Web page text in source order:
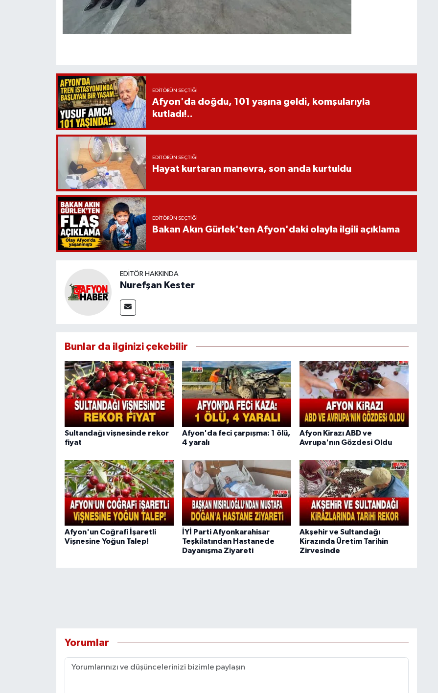
EDITÖRÜN SEÇTIĞI
Afyon'da doğdu, 101 yaşına geldi, komşularıyla
kutladı!..
EDITÖRÜN SEÇTIĞI
Hayat kurtaran manevra, son anda kurtuldu
EDITÖRÜN SEÇTIĞI
Bakan Akın Gürlek'ten Afyon'daki olayla ilgili açıklama
EDITÖR HAKKINDA
Nurefşan Kester
Bunlar da ilginizi çekebilir
Sultandağı vişnesinde rekor
fiyat
Afyon'da feci çarpışma: 1 ölü,
4 yaralı
Afyon Kirazı ABD ve
Avrupa'nın Gözdesi Oldu
Afyon'un Coğrafi İşaretli
Vişnesine Yoğun Talep!
İYİ Parti Afyonkarahisar
Teşkilatından Hastanede
Dayanışma Ziyareti
Akşehir ve Sultandağı
Kirazında Üretim Tarihin
Zirvesinde
Yorumlar